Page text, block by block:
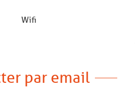
Wifi
par email